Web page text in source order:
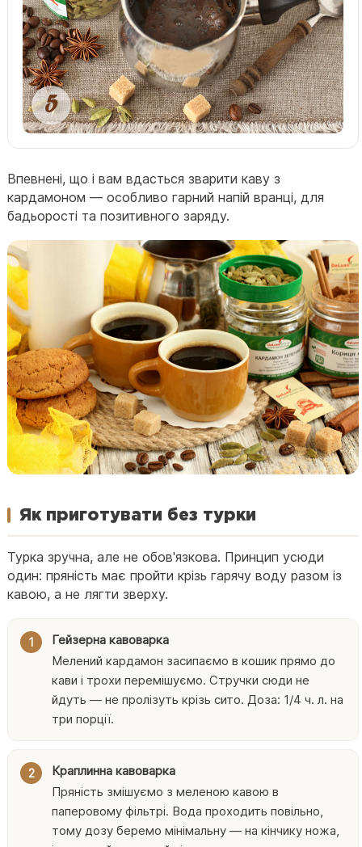
Впевнені, що і вам вдасться зварити каву з
кардамоном — особливо гарний напій вранці, для
бадьорості та позитивного заряду.
Як приготувати без турки
Турка зручна, але не обов'язкова. Принцип усюди
один: пряність має пройти крізь гарячу воду разом із
кавою, а не лягти зверху.
Гейзерна кавоварка
Мелений кардамон засипаємо в кошик прямо до
кави і трохи перемішуємо. Стручки сюди не
йдуть — не пролізуть крізь сито. Доза: 1/4 ч. л. на
три порції.
Краплинна кавоварка
Пряність змішуємо з меленою кавою в
паперовому фільтрі. Вода проходить повільно,
тому дозу беремо мінімальну — на кінчику ножа,